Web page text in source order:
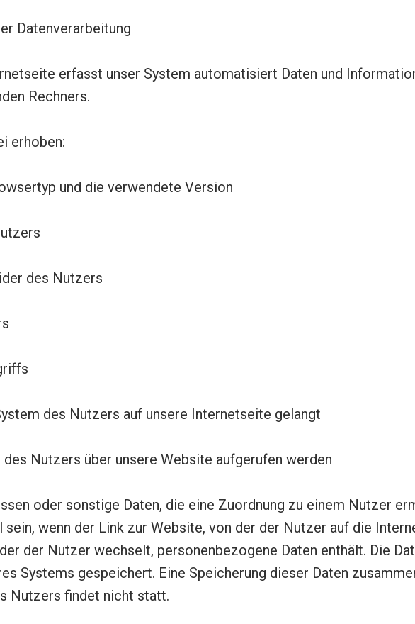
Datenverarbeitung
erfasst unser System automatisiert Daten und
Rechners.
erhoben:
und die verwendete Version
des Nutzers
des Nutzers auf unsere Internetseite gelangt
Nutzers über unsere Website aufgerufen werden
oder sonstige Daten, die eine Zuordnung zu einem Nutzer
wenn der Link zur Website, von der der Nutzer auf die
der Nutzer wechselt, personenbezogene Daten enthält. Die
Systems gespeichert. Eine Speicherung dieser Daten
Nutzers findet nicht statt.